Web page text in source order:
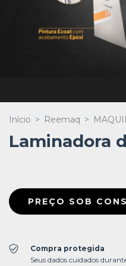
Início > Reemaq >
Laminadora
Compra protegida
Seus dados cuidados